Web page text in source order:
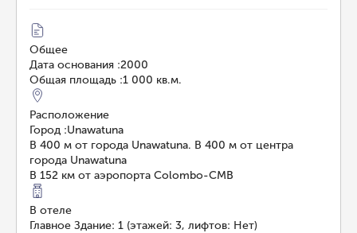
Общее
Дата основания :2000
Общая площадь :1 000 кв.м.
Расположение
Город :Unawatuna
В 400 м от города Unawatuna. В 400 м от центра
города Unawatuna
В 152 км от аэропорта Colombo-CMB
В отеле
Главное Здание: 1 (этажей: 3, лифтов: Нет)